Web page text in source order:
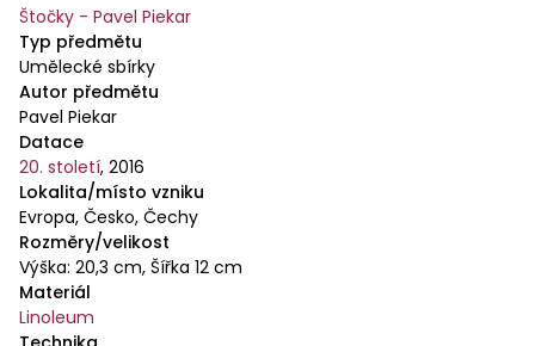
Štočky - Pavel Piekar
Typ předmětu
Umělecké sbírky
Autor předmětu
Pavel Piekar
Datace
20. století, 2016
Lokalita/místo vzniku
Evropa, Česko, Čechy
Rozměry/velikost
Výška: 20,3 cm, Šířka 12 cm
Materiál
Linoleum